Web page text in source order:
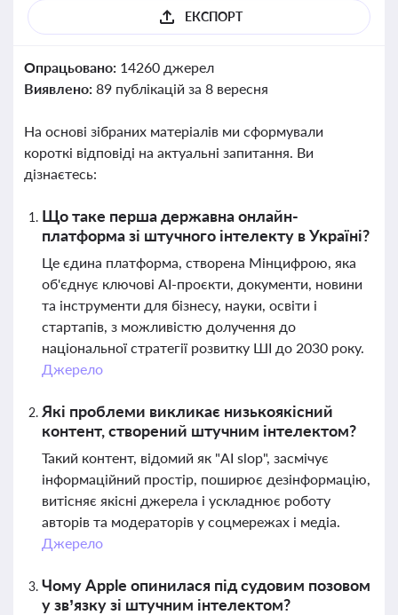
ЕКСПОРТ
Опрацьовано: 14260 джерел
Виявлено: 89 публікацій за 8 вересня
На основі зібраних матеріалів ми сформували
короткі відповіді на актуальні запитання. Ви
дізнаєтесь:
Що таке перша державна онлайн-
платформа зі штучного інтелекту в Україні?
Це єдина платформа, створена Мінцифрою, яка
об'єднує ключові AI-проєкти, документи, новини
та інструменти для бізнесу, науки, освіти і
стартапів, з можливістю долучення до
національної стратегії розвитку ШІ до 2030 року.
Джерело
Які проблеми викликає низькоякісний
контент, створений штучним інтелектом?
Такий контент, відомий як "AI slop", засмічує
інформаційний простір, поширює дезінформацію,
витісняє якісні джерела і ускладнює роботу
авторів та модераторів у соцмережах і медіа.
Джерело
Чому Apple опинилася під судовим позовом
у зв’язку зі штучним інтелектом?